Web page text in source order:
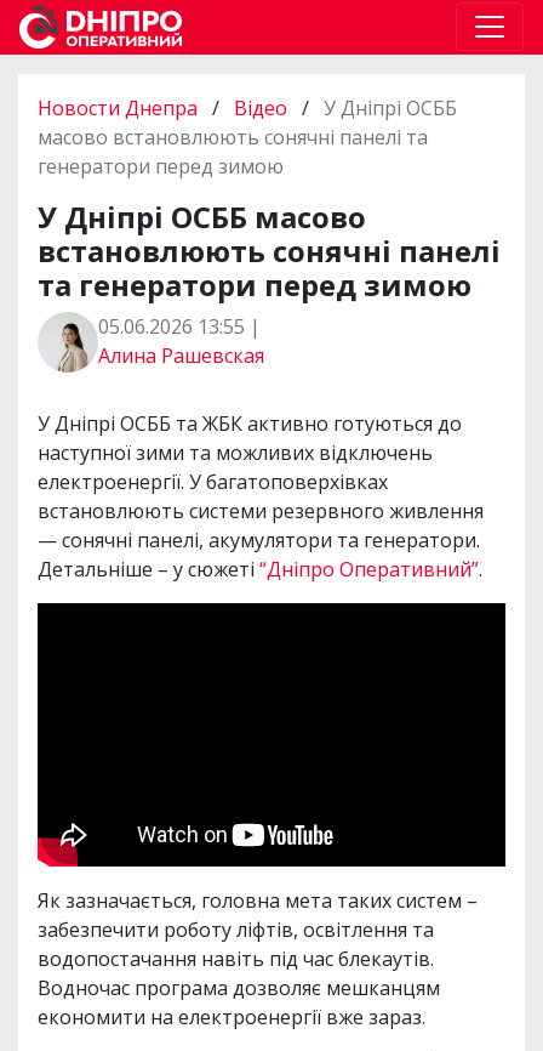
Новости Днепра / Відео / У Дніпрі ОСББ
масово встановлюють сонячні панелі та
генератори перед зимою
У Дніпрі ОСББ масово
встановлюють сонячні панелі
та генератори перед зимою
05.06.2026 13:55 |
Алина Рашевская
У Дніпрі ОСББ та ЖБК активно готуються до
наступної зими та можливих відключень
електроенергії. У багатоповерхівках
встановлюють системи резервного живлення
— сонячні панелі, акумулятори та генератори.
Детальніше – у сюжеті “Дніпро Оперативний”.
Як зазначається, головна мета таких систем –
забезпечити роботу ліфтів, освітлення та
водопостачання навіть під час блекаутів.
Водночас програма дозволяє мешканцям
економити на електроенергії вже зараз.